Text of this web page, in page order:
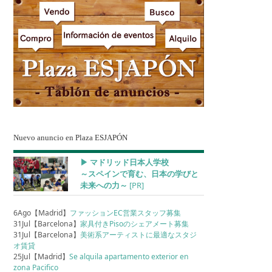
Nuevo anuncio en Plaza ESJAPÓN
▶︎ マドリッド日本人学校
～スペインで育む、日本の学びと
未来への力～ [PR]
6Ago【Madrid】 ファッションEC営業スタッフ募集
31Jul【Barcelona】家具付きPisoのシェアメート募集
31Jul【Barcelona】美術系アーティストに最適なスタジ
オ賃貸
25Jul【Madrid】Se alquila apartamento exterior en
zona Pacifico